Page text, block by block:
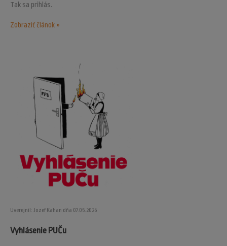
Tak sa prihlás.
Zobraziť článok »
Uverejnil: Jozef Kahan dňa 07.05.2026
Vyhlásenie PUČu